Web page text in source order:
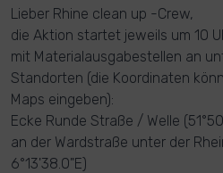
Lieber Rhine clean up -Crew,
die Aktion startet jeweils um 10
mit Materialausgabestellen an
Standorten (die Koordinaten
Maps eingeben):
Ecke Runde Straße / Welle
an der Wardstraße unter der
6°13'38.0"E)